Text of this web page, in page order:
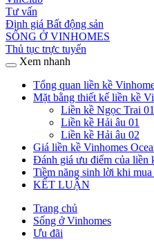
Tư vấn
Định giá Bất động sản
SỐNG Ở VINHOMES
Thủ tục trực tuyến
Xem nhanh
Tổng quan liền kề
Mặt bằng thiết kế liền kề
Liền kề Ngọc Trai 01
Liền kề Hải âu 01
Liền kề Hải âu 02
Giá liền kề Vinhomes
Đánh giá ưu điểm của liền
Tiềm năng sinh lời khi
KẾT LUẬN
Trang chủ
Sống ở Vinhomes
Ưu đãi